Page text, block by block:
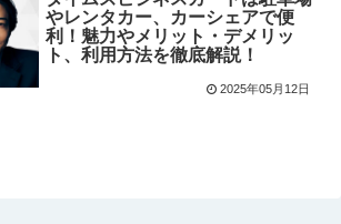
やレンタカー、カーシェアで便
利！魅力やメリット・デメリッ
ト、利用方法を徹底解説！
2025年05月12日